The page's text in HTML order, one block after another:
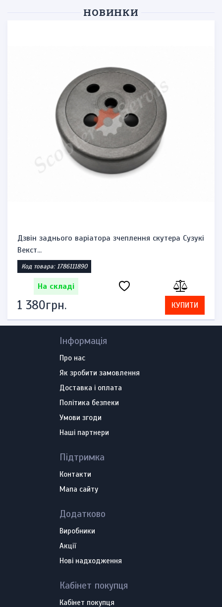
НОВИНКИ
Комплект замків запалювання, бензобака та
сидіння Suzuk...
Код товара: 1785860521
На складі
2 392грн. КУПИТИ
Інформація
Про нас
Як зробити замовлення
Доставка і оплата
Політика безпеки
Умови згоди
Наші партнери
Підтримка
Контакти
Мапа сайту
Додатково
Виробники
Акції
Нові надходження
Кабінет покупця
Кабінет покупця